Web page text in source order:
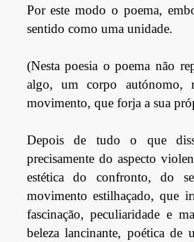
Por este modo o poema,
sentido como uma unidade.
(Nesta poesia o poema não
algo, um corpo autónomo,
movimento, que forja a sua
Depois de tudo o que
precisamente do aspecto
estética do confronto, do
movimento estilhaçado, que
fascinação, peculiaridade e
beleza lancinante, poética de